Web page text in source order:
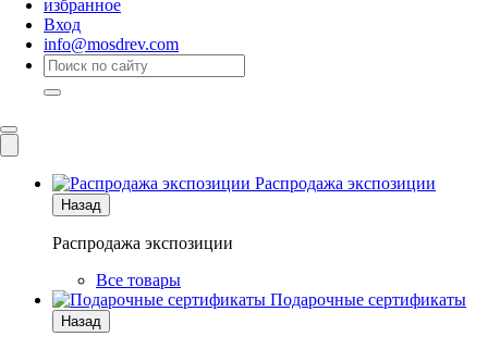
избранное
Вход
info@mosdrev.com
Распродажа экспозиции
Назад
Распродажа экспозиции
Все товары
Подарочные сертификаты
Назад